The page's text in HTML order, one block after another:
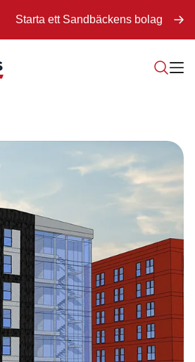
Starta ett Sandbäckens bolag